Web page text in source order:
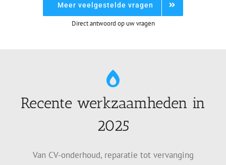
Meer veelgestelde vragen
Direct antwoord op uw vragen
Recente werkzaamheden in
2025
Van CV-onderhoud, reparatie tot vervanging